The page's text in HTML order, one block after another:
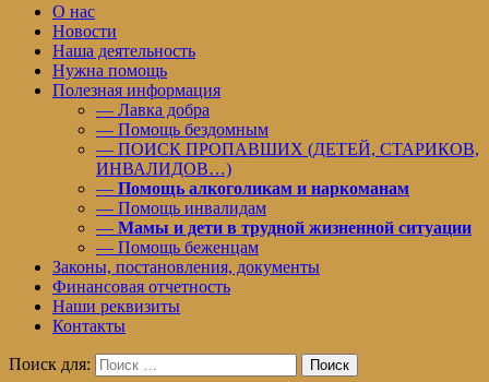
О нас
Новости
Наша деятельность
Нужна помощь
Полезная информация
— Лавка добра
— Помощь бездомным
— ПОИСК ПРОПАВШИХ (ДЕТЕЙ, СТАРИКОВ,
ИНВАЛИДОВ…)
— Помощь алкоголикам и наркоманам
— Помощь инвалидам
— Мамы и дети в трудной жизненной ситуации
— Помощь беженцам
Законы, постановления, документы
Финансовая отчетность
Наши реквизиты
Контакты
Поиск для: Поиск